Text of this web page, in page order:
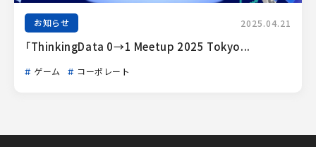
お知らせ 2025.04.21
「ThinkingData 0→1 Meetup 2025 Tokyo...
ゲーム コーポレート